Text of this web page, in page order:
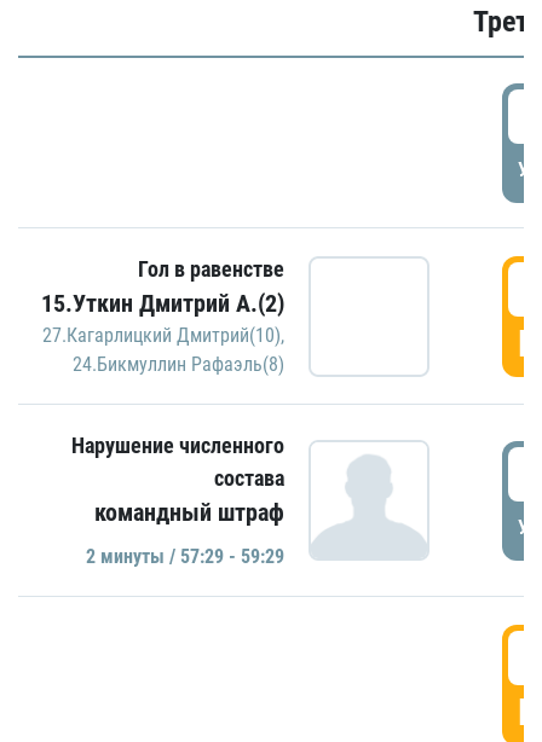
Гол в равенстве
15.Уткин Дмитрий А.(2)
27.Кагарлицкий Дмитрий(10),
24.Бикмуллин Рафаэль(8)
Нарушение численного
состава
командный штраф
2 минуты / 57:29 - 59:29